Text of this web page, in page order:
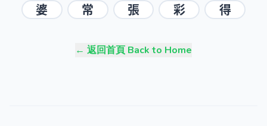
婆 常 張 彩 得
← 返回首頁 Back to Home